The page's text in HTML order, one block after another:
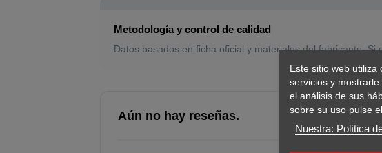
Este sitio web
servicios y
el análisis de sus
sobre su uso pulse
Nuestra: Política
Metodología y control de calidad
Datos basados en ficha oficial y materiales del fabricante.
Aún no hay reseñas.